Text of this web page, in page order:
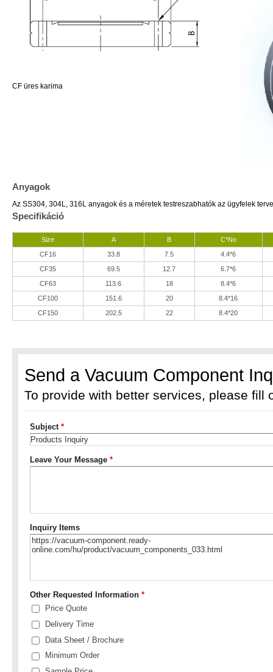
CF üres karima
Anyagok
Az SS304, 304L, 316L anyagok és a méretek testreszabhatók az ügyfelek
Specifikáció
Size A B
C*No
CF16
33.8 7.5
4.4*6
CF35
69.5 12.7
6.7*6
CF63
113.6 18
8.4*6
CF100
151.6 20
8.4*16
CF150
202.5 22 8.4*20